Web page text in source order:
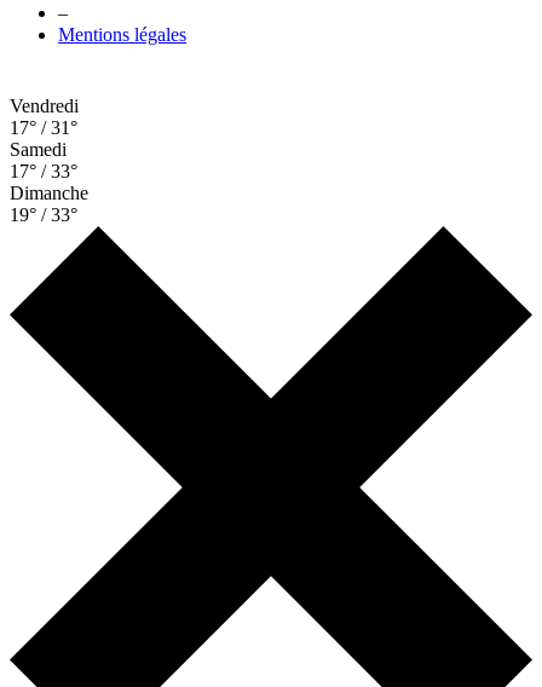
–
Mentions légales
Vendredi
17° / 31°
Samedi
17° / 33°
Dimanche
19° / 33°